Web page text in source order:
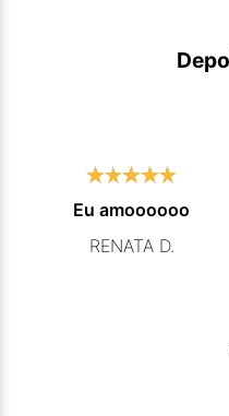
Eu amoooooo
RENATA D.